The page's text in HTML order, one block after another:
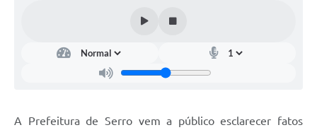
A Prefeitura de Serro vem a público esclarecer fatos